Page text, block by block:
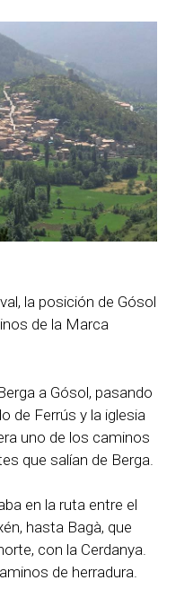
la posición de Gósol
de la Marca
a Gósol, pasando
de Ferrús y la iglesia
uno de los caminos
que salían de Berga.
en la ruta entre el
hasta Bagà, que
con la Cerdanya.
de herradura.